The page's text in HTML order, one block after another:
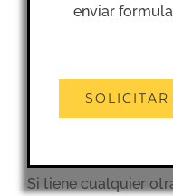
enviar
Si tiene cualquier